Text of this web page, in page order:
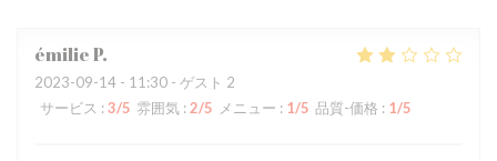
émilieP
2023-09-14 - 11:30 - ゲスト 2
サービス : 3/5 雰囲気 : 2/5 メニュー : 1/5 品質-価格 : 1/5